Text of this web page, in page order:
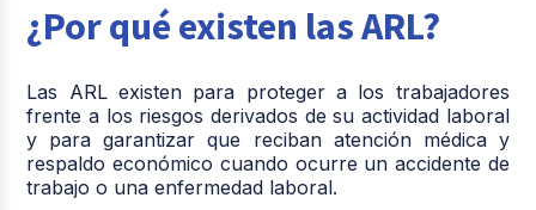
¿Por qué existen las ARL?
Las ARL existen para proteger a los trabajadores
frente a los riesgos derivados de su actividad laboral
y para garantizar que reciban atención médica y
respaldo económico cuando ocurre un accidente de
trabajo o una enfermedad laboral.